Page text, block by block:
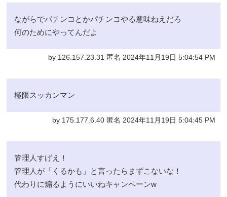
ながらでパチンコとかパチンコやる意味ねえだろ
何のためにやってんだよ
by 126.157.23.31 匿名 2024年11月19日 5:04:54 PM
極限スッカンマン
by 175.177.6.40 匿名 2024年11月19日 5:04:45 PM
管理人すげえ！
管理人が「くるかも」と言ったらまずこないな！
代わりに煽るようにいいねキャンペーンw